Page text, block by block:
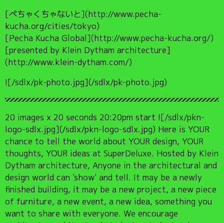
[ぺちゃくちゃないと](http://www.pecha-
kucha.org/cities/tokyo)
[Pecha Kucha Global](http://www.pecha-kucha.org/)
[presented by Klein Dytham architecture]
(http://www.klein-dytham.com/)
![/sdlx/pk-photo.jpg](/sdlx/pk-photo.jpg)
20 images x 20 seconds 20:20pm start ![/sdlx/pkn-
logo-sdlx.jpg](/sdlx/pkn-logo-sdlx.jpg) Here is YOUR
chance to tell the world about YOUR design, YOUR
thoughts, YOUR ideas at SuperDeluxe. Hosted by Klein
Dytham architecture, Anyone in the architectural and
design world can 'show' and tell. It may be a newly
finished building, it may be a new project, a new piece
of furniture, a new event, a new idea, something you
want to share with everyone. We encourage